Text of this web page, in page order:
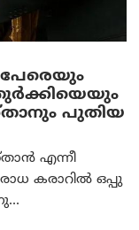
പേരെയും
പുതിയ
എന്നീ
കരാറിൽ ഒപ്പു